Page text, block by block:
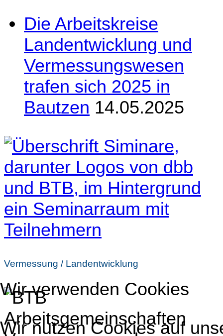
Die Arbeitskreise
Landentwicklung und
Vermessungswesen
trafen sich 2025 in
Bautzen 14.05.2025
Vermessung / Landentwicklung
Wir verwenden Cookies
Wir nutzen Cookies auf